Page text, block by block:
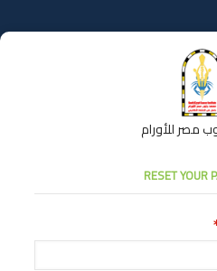
مصر للأورام
RESET YOUR